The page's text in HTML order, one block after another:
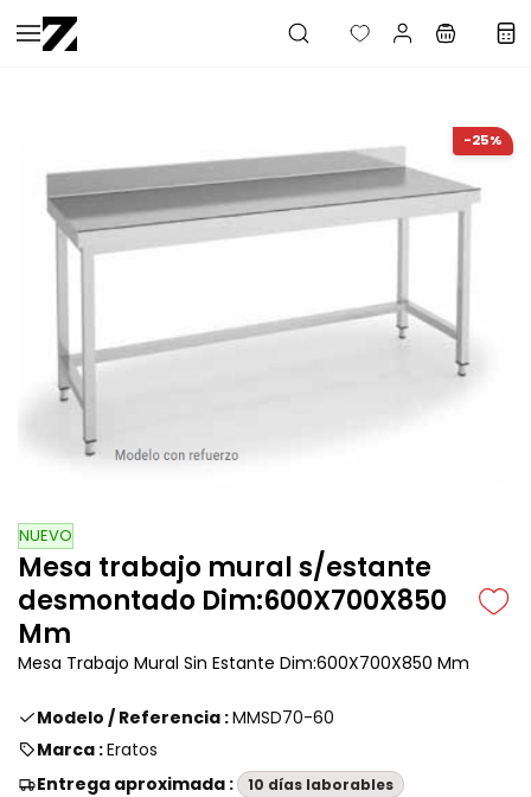
Saltar al
contenido
-25%
NUEVO
Mesa trabajo mural s/estante
desmontado Dim:600X700X850
Mm
Mesa Trabajo Mural Sin Estante Dim:600X700X850 Mm
Modelo / Referencia :MMSD70-60
Marca :Eratos
Entrega aproximada :
10 días laborables